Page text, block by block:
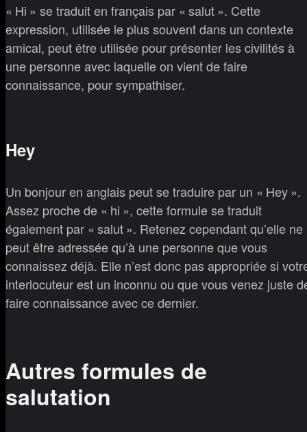
« Hi » se traduit en français par « salut ». Cette
expression, utilisée le plus souvent dans un contexte
amical, peut être utilisée pour présenter les civilités à
une personne avec laquelle on vient de faire
connaissance, pour sympathiser.
Hey
Un bonjour en anglais peut se traduire par un « Hey ».
Assez proche de « hi », cette formule se traduit
également par « salut ». Retenez cependant qu’elle ne
peut être adressée qu’à une personne que vous
connaissez déjà. Elle n’est donc pas appropriée si
interlocuteur est un inconnu ou que vous venez juste
faire connaissance avec ce dernier.
Autres formules de
salutation